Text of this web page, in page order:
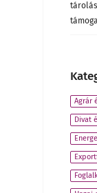
Agrár
Divat